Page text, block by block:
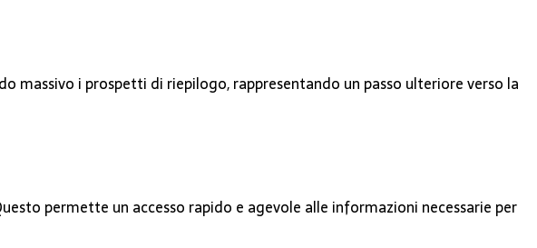
i prospetti di riepilogo, rappresentando un passo ulteriore verso la
permette un accesso rapido e agevole alle informazioni necessarie per